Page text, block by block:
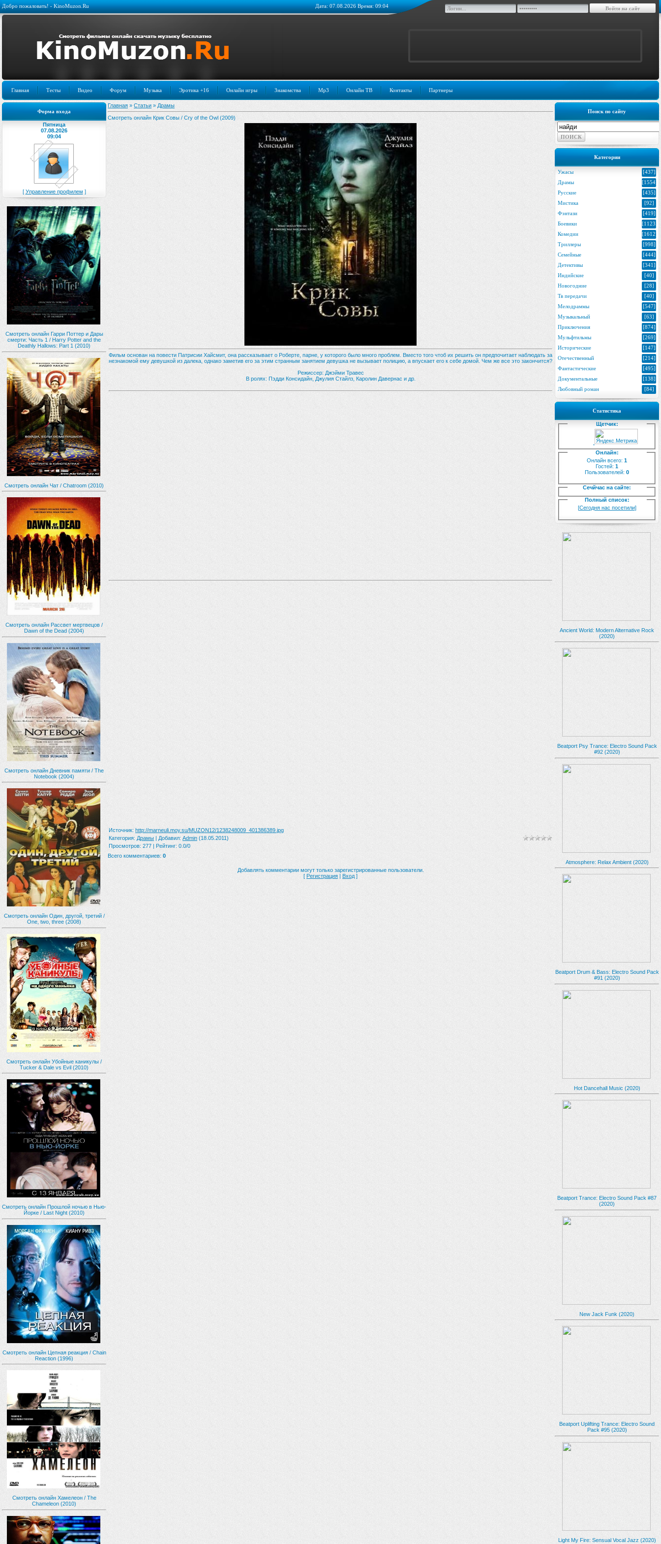
Дата: 07.08.2026 Время: 09:04
Добро пожаловать! - KinoMuzon.Ru
Главная Тесты Видео Форум Музыка Эротика +16 Онлайн игры Знакомства Mp3 Онлайн ТВ Контакты Партнеры
Форма входа
Пятница
07.08.2026
09:04
[ Управление профилем ]
Смотреть онлайн Гарри Поттер и Дары
смерти: Часть 1 / Harry Potter and the
Deathly Hallows: Part 1 (2010)
Смотреть онлайн Чат / Chatroom (2010)
Смотреть онлайн Рассвет мертвецов /
Dawn of the Dead (2004)
Смотреть онлайн Дневник памяти / The
Notebook (2004)
Смотреть онлайн Один, другой, третий /
One, two, three (2008)
Смотреть онлайн Убойные каникулы /
Tucker & Dale vs Evil (2010)
Смотреть онлайн Прошлой ночью в Нью-
Йорке / Last Night (2010)
Смотреть онлайн Цепная реакция / Chain
Reaction (1996)
Смотреть онлайн Хамелеон / The
Chameleon (2010)
Поиск по сайту
Категории
Ужасы
[437]
Драмы
[1554]
Русские
[435]
Мистика
[92]
Фэнтази
[419]
Боевики
[1123]
Комедии
[1612]
Триллеры
[998]
Семейные
[444]
Детективы
[341]
Индийские
[40]
Новогодние
[28]
Тв передачи
[40]
Мелодраммы
[547]
Музыкальный
[63]
Приключения
[874]
Мульфтильмы
[269]
Исторические
[147]
Отечественный
[214]
Фантастические
[495]
Документальные
[138]
Любовный роман
[84]
Статистика
Щетчик:
Онлайн:
Онлайн всего: 1
Гостей: 1
Пользователей: 0
Сечйчас на сайте:
Полный список:
[Сегодня нас посетили]
Ancient World: Modern Alternative Rock
(2020)
Beatport Psy Trance: Electro Sound Pack
#92 (2020)
Atmosphere: Relax Ambient (2020)
Beatport Drum & Bass: Electro Sound Pack
#91 (2020)
Hot Dancehall Music (2020)
Beatport Trance: Electro Sound Pack #87
(2020)
New Jack Funk (2020)
Beatport Uplifting Trance: Electro Sound
Pack #95 (2020)
Light My Fire: Sensual Vocal Jazz (2020)
Главная » Статьи » Драмы
Смотреть онлайн Крик Совы / Cry of the Owl (2009)
Фильм основан на повести Патрисии Хайсмит, она рассказывает о Роберте, парне, у которого было много проблем. Вместо того чтоб их решить он предпочитает наблюдать за
незнакомой ему девушкой из далека, однако заметив его за этим странным занятием девушка не вызывает полицию, а впускает его к себе домой. Чем же все это закончится?
Режиссер: Джэйми Травес
В ролях: Пэдди Консидайн, Джулия Стайлз, Каролин Давернас и др.
Источник: http://marneuli.moy.su/MUZON12/1238248009_401386389.jpg
Категория: Драмы | Добавил: Admin (18.05.2011)
Просмотров: 277 | Рейтинг: 0.0/0
Всего комментариев: 0
Добавлять комментарии могут только зарегистрированные пользователи.
[ Регистрация | Вход ]